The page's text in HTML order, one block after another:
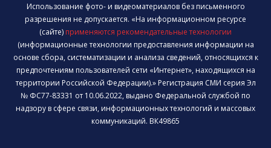
Использование фото- и видеоматериалов без письменного
разрешения не допускается. «На информационном ресурсе
(сайте) применяются рекомендательные технологии
(информационные технологии предоставления информации на
основе сбора, систематизации и анализа сведений, относящихся к
предпочтениям пользователей сети «Интернет», находящихся на
территории Российской Федерации).» Регистрация СМИ серия Эл
№ ФС77-83331 от 10.06.2022, выдано Федеральной службой по
надзору в сфере связи, информационных технологий и массовых
коммуникаций. ВК49865